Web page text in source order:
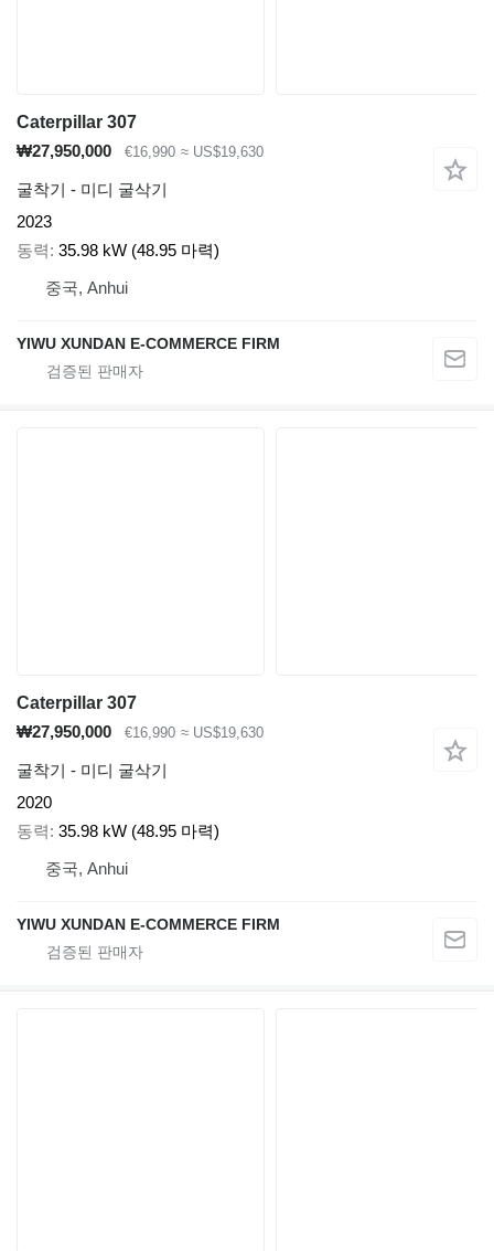
Caterpillar 307
₩27,950,000
€16,990 ≈ US$19,630
굴착기 - 미디 굴삭기
2023
동력 35.98 kW (48.95 마력)
중국, Anhui
YIWU XUNDAN E-COMMERCE FIRM
Caterpillar 307
₩27,950,000
€16,990 ≈ US$19,630
굴착기 - 미디 굴삭기
2020
동력 35.98 kW (48.95 마력)
중국, Anhui
YIWU XUNDAN E-COMMERCE FIRM